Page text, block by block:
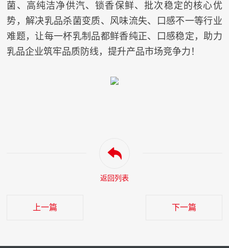
菌、高纯洁净供汽、锁香保鲜、批次稳定的核心优
势，解决乳品杀菌变质、风味流失、口感不一等行业
难题，让每一杯乳制品都鲜香纯正、口感稳定，助力
乳品企业筑牢品质防线，提升产品市场竞争力！
返回列表
上一篇 下一篇